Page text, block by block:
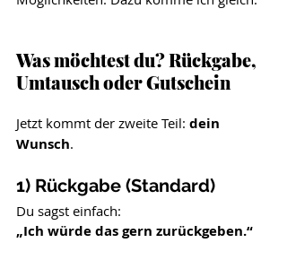
Was möchtest du? Rückgabe,
Umtausch oder Gutschein
Jetzt kommt der zweite Teil: dein
Wunsch.
1) Rückgabe (Standard)
Du sagst einfach:
„Ich würde das gern zurückgeben.“